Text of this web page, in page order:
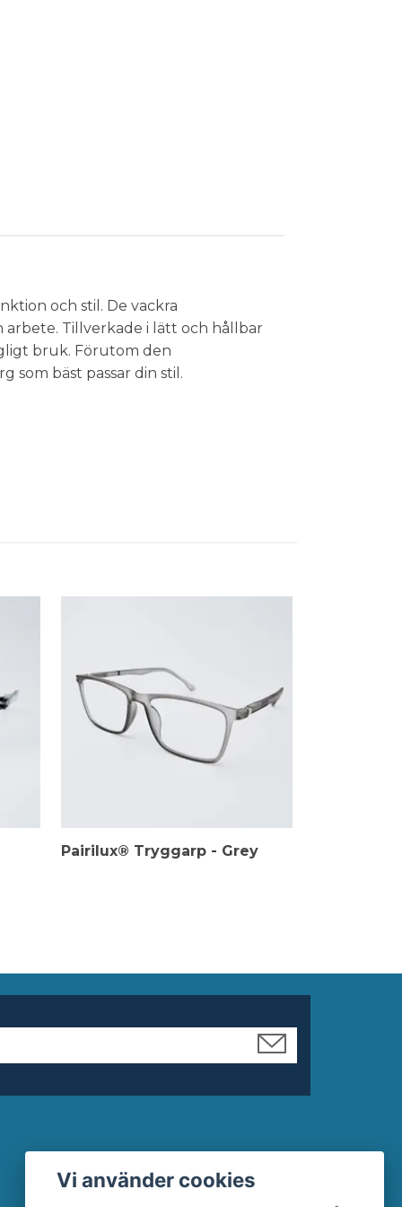
och stil. De vackra
arbete. Tillverkade i lätt och hållbar
bruk. Förutom den
som bäst passar din stil.
Pairilux® Tryggarp - Grey
Vi använder cookies